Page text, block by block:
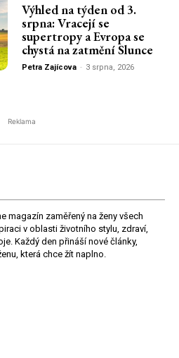
Výhled na týden od 3.
srpna: Vracejí se
supertropy a Evropa se
chystá na zatmění Slunce
Petra Zajícova - 3 srpna, 2026
Reklama
magazín zaměřený na ženy všech
v oblasti životního stylu, zdraví,
Každý den přináší nové články,
která chce žít naplno.